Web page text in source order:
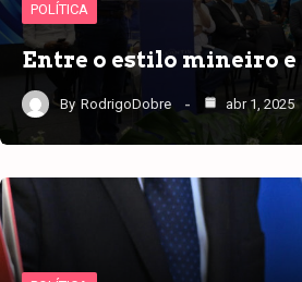
POLÍTICA
Entre o estilo mineiro e
By RodrigoDobre abr 1, 2025